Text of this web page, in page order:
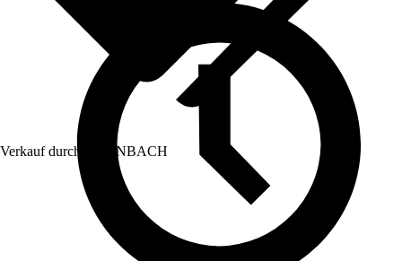
Verkauf durch: HORNBACH